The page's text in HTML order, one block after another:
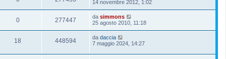
14 novembre 2012, 1:02
0 277447 da simmons
25 agosto 2010, 11:18
18 448594 da daccia
7 maggio 2024, 14:27